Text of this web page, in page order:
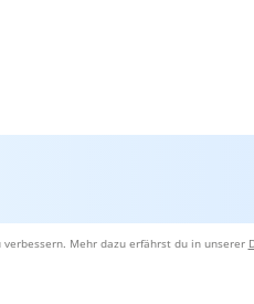
Mehr dazu erfährst du in unserer